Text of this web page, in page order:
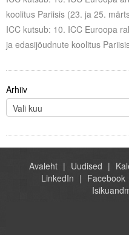
koolitus Pariisis (23. ja 25.
ICC kutsub: 10. ICC Euroopa
ja edasijõudnute koolitus
Arhiiv
Avaleht Uudised
LinkedIn
Facebook